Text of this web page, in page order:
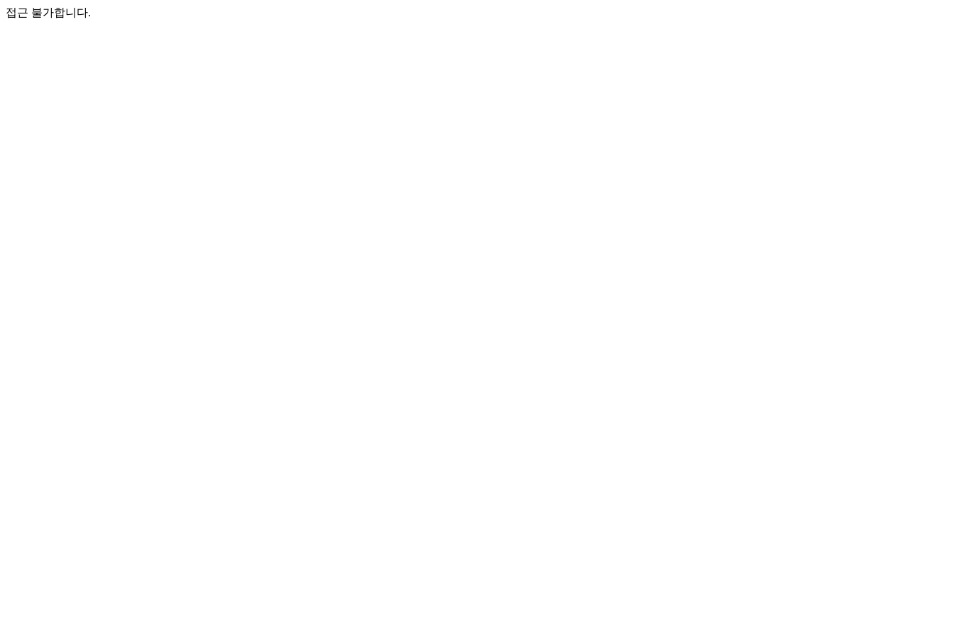
접근 불가합니다.